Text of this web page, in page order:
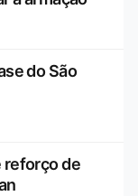
do São
reforço de